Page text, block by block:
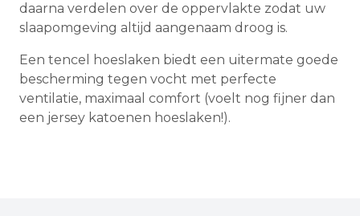
daarna verdelen over de oppervlakte zodat uw
slaapomgeving altijd aangenaam droog is.
Een tencel hoeslaken biedt een uitermate goede
bescherming tegen vocht met perfecte
ventilatie, maximaal comfort (voelt nog fijner dan
een jersey katoenen hoeslaken!).